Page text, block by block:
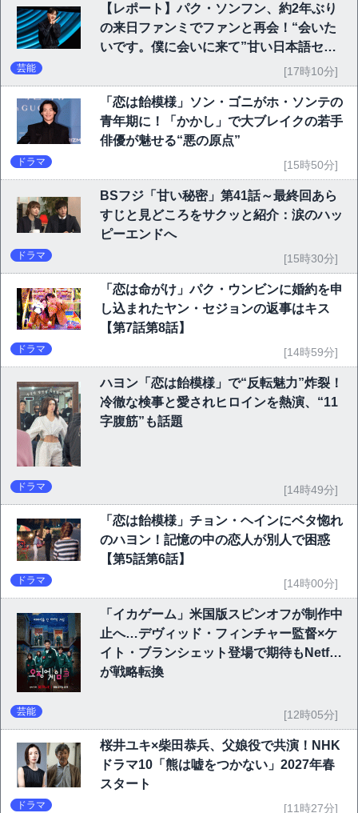
【レポート】パク・ソンフン、約2年ぶり
の来日ファンミでファンと再会！“会いた
いです。僕に会いに来て”甘い日本語セリ
芸能 [17時10分]
「恋は飴模様」ソン・ゴニがホ・ソンテの
青年期に！「かかし」で大ブレイクの若手
俳優が魅せる“悪の原点”
ドラマ [15時50分]
BSフジ「甘い秘密」第41話～最終回あら
すじと見どころをサクッと紹介：涙のハッ
ピーエンドへ
ドラマ [15時30分]
「恋は命がけ」パク・ウンビンに婚約を申
し込まれたヤン・セジョンの返事はキス
【第7話第8話】
ドラマ [14時59分]
ハヨン「恋は飴模様」で“反転魅力”炸裂！
冷徹な検事と愛されヒロインを熱演、“11
字腹筋”も話題
ドラマ [14時49分]
「恋は飴模様」チョン・ヘインにベタ惚れ
のハヨン！記憶の中の恋人が別人で困惑
【第5話第6話】
ドラマ [14時00分]
「イカゲーム」米国版スピンオフが制作中
止へ…デヴィッド・フィンチャー監督×ケ
イト・ブランシェット登場で期待もNetflix
が戦略転換
芸能 [12時05分]
桜井ユキ×柴田恭兵、父娘役で共演！NHK
ドラマ10「熊は嘘をつかない」2027年春
スタート
ドラマ [11時27分]